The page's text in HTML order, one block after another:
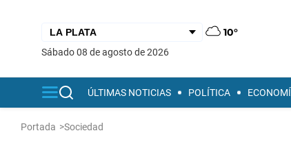
10°
sábado 08 de agosto de 2026
ÚLTIMAS NOTICIAS POLÍTICA
Portada >Sociedad